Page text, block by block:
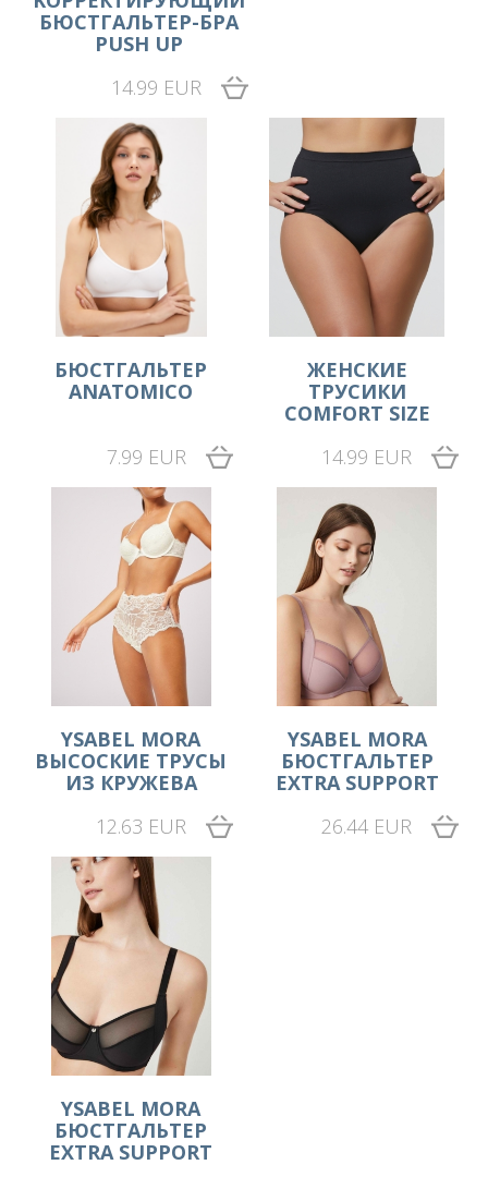
БЮСТГАЛЬТЕР-БРА
PUSH UP
14.99 EUR
БЮСТГАЛЬТЕР
ANATOMICO
7.99 EUR
ЖЕНСКИЕ
ТРУСИКИ
COMFORT SIZE
14.99 EUR
YSABEL MORA
ВЫСОСКИЕ ТРУСЫ
ИЗ КРУЖЕВА
12.63 EUR
YSABEL MORA
БЮСТГАЛЬТЕР
EXTRA SUPPORT
26.44 EUR
YSABEL MORA
БЮСТГАЛЬТЕР
EXTRA SUPPORT